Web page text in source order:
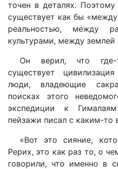
точен в деталях.
существует как бы
реальностью, между
культурами, между
Он верил, что
существует
люди, владеющие
поисках этого
экспедиции к
пейзажи писал с каким-то
«Вот это сияние,
Рерих, это как раз то, о
говорили, что именно в